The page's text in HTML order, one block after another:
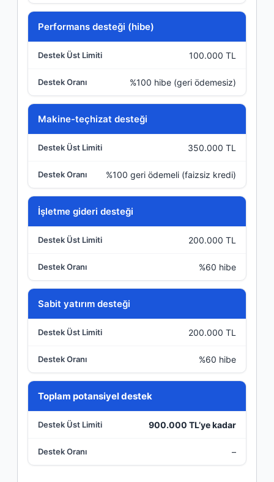
Performans desteği (hibe)
100.000 TL
%100 hibe (geri ödemesiz)
Makine-teçhizat desteği
350.000 TL
%100 geri ödemeli (faizsiz kredi)
İşletme gideri desteği
200.000 TL
%60 hibe
Sabit yatırım desteği
200.000 TL
%60 hibe
Toplam potansiyel destek
900.000 TL’ye kadar
–